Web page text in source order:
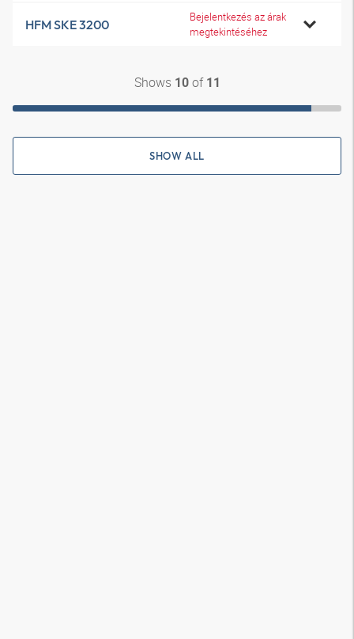
HFM SKE 3200
Bejelentkezés az árak
megtekintéséhez
Shows 10of 11
SHOW ALL